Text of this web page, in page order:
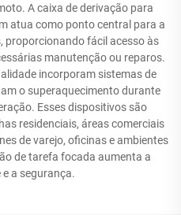
A caixa de derivação para
atua como ponto central para a
proporcionando fácil acesso às
manutenção ou reparos.
incorporam sistemas de
o superaquecimento durante
Esses dispositivos são
residenciais, áreas comerciais
de varejo, oficinas e ambientes
de tarefa focada aumenta a
a segurança.